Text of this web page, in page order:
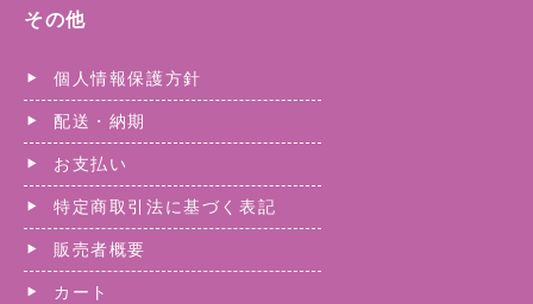
その他
個人情報保護方針
配送・納期
お支払い
特定商取引法に基づく表記
販売者概要
カート